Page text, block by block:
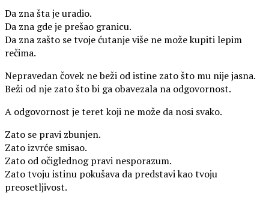
Da zna šta je uradio.
Da zna gde je prešao granicu.
Da zna zašto se tvoje ćutanje više ne može kupiti lepim
rečima.
Nepravedan čovek ne beži od istine zato što mu nije jasna.
Beži od nje zato što bi ga obavezala na odgovornost.
A odgovornost je teret koji ne može da nosi svako.
Zato se pravi zbunjen.
Zato izvrće smisao.
Zato od očiglednog pravi nesporazum.
Zato tvoju istinu pokušava da predstavi kao tvoju
preosetljivost.